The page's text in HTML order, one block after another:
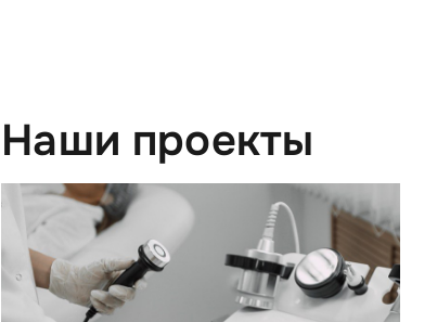
Наши проекты